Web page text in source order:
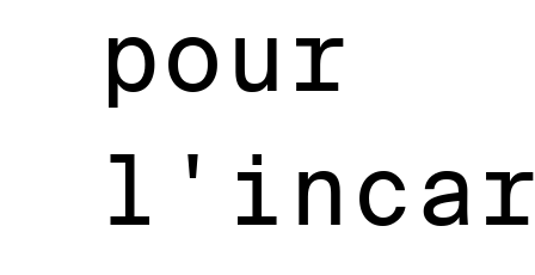
pour